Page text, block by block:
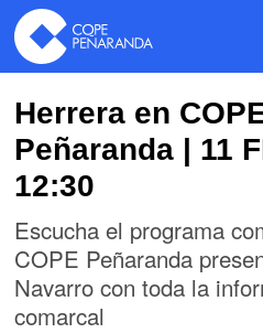
Herrera en
Peñaranda | 11
12:30
Escucha el programa
COPE Peñaranda
Navarro con toda la
comarcal